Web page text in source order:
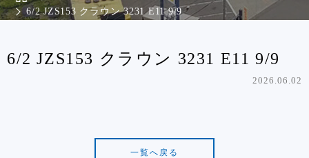
6/2 JZS153 クラウン 3231 E11 9/9
6/2 JZS153 クラウン 3231 E11 9/9
2026.06.02
一覧へ戻る